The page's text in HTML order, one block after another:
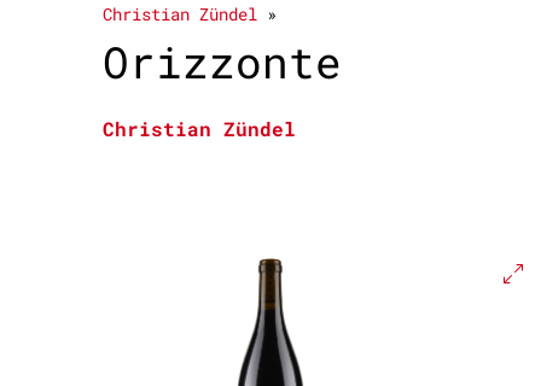
Christian Zündel
Orizzonte
Christian Zündel